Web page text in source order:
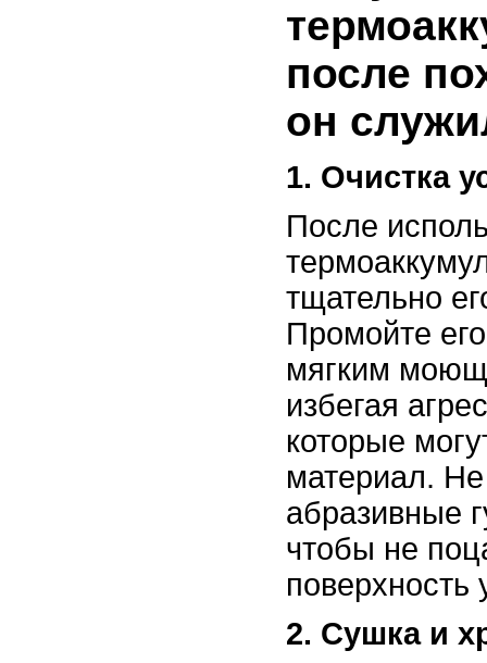
после
он
1. Очистка
После
тщательно
Промойте
мягким
избегая
которые
материал.
абразивные
чтобы не
поверхность
2. Сушка и